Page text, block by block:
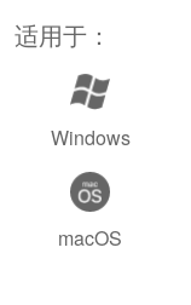
适用于：
Windows
macOS